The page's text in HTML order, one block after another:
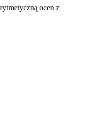
ocen z